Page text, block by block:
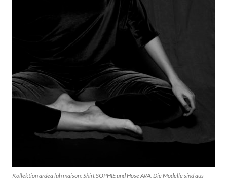
Kollektion ardea luh maison: Shirt SOPHIE und Hose AVA. Die Modelle sind aus